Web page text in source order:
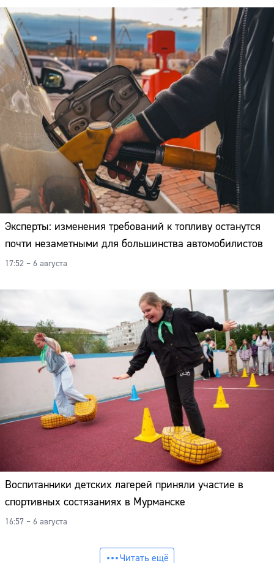
Эксперты: изменения требований к топливу останутся
почти незаметными для большинства автомобилистов
17:52 – 6 августа
Воспитанники детских лагерей приняли участие в
спортивных состязаниях в Мурманске
16:57 – 6 августа
Читать ещё